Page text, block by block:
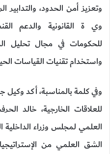
وتعزيز أمن الحدود، والتدابير
وي ة القانونية والدعم
للحكومات في مجال تحليل
واستخدام تقنيات القياسات
وفي كلمة بالمناسبة، أكد وكيل
للعلاقات الخارجية، خالد
العلمي لمجلس وزراء الداخلية
الشق العلمي من